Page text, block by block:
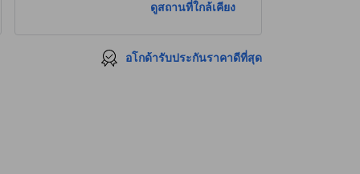
ดูสถานที่ใกล้เคียง
อโกด้ารับประกันราคาดีที่สุด